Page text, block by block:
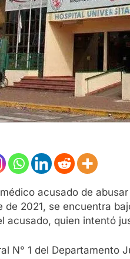
acusado de
de 2021, se encuentra
acusado, quien intentó
N° 1 del Departamento